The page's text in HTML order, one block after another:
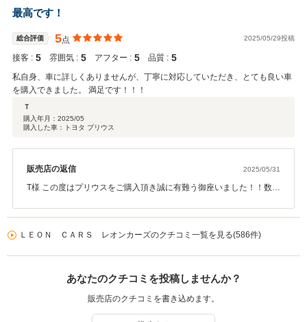
とうございます！この様な高い評価に恥じない様今後もより良い対
応を心がけていきます！またお車のことで何かお困りの際はご相談
ください！オイル交換等のメンテナンスもお待ちしております ！車
検や次回お乗り換え等なども是非当社にお任せください！！今後と
も引き続き末永いお付き合いの程宜しくお願いいたします。 レオン
カーズ一同
最高です！
総合評価 5点 2025/05/29投稿
接客 : 5 雰囲気 : 5 アフター : 5 品質 : 5
私自身、車に詳しくありませんが、丁寧に対応していただき、とても良い車
を購入できました。 満足です！！！
Ｔ
購入年月： 2025/05
購入した車：トヨタ プリウス
販売店の返信 2025/05/31
T様 この度はプリウスをご購入頂き誠に有難う御座いました！！数あ
何かお困りの際はご相談ください！オイル交換等のメンテナンスも
願いいたします。 レオンカーズ一同
ＬＥＯＮ ＣＡＲＳ レオンカーズのクチコミ一覧を見る(586件)
あなたのクチコミを投稿しませんか？
販売店のクチコミを書き込めます。